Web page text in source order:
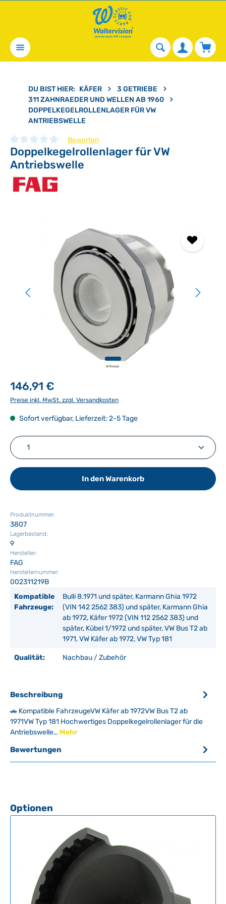
DU BIST HIER: KÄFER
3 GETRIEBE
311 ZAHNRAEDER UND WELLEN AB 1960
DOPPELKEGELROLLENLAGER FÜR VW
ANTRIEBSWELLE
Durchschnittliche Bewertung von 0 von 5 Sternen
Bewerten
Doppelkegelrollenlager für VW
Antriebswelle
146,91 €
Preise inkl. MwSt. zzgl. Versandkosten
Sofort verfügbar, Lieferzeit: 2-5 Tage
Produkt Anzahl: Gib den gewünschten Wert ein
In den Warenkorb
Produktnummer:
3807
Lagerbestand:
9
Hersteller:
FAG
Herstellernummer:
002311219B
Kompatible
Fahrzeuge:
Bulli 8.1971 und später, Karmann Ghia 1972
(VIN 142 2562 383) und später, Karmann Ghia
ab 1972, Käfer 1972 (VIN 112 2562 383) und
später, Kübel 1/1972 und später, VW Bus T2 ab
1971, VW Käfer ab 1972, VW Typ 181
Qualität: Nachbau / Zubehör
Beschreibung
🚗 Kompatible FahrzeugeVW Käfer ab 1972VW Bus T2 ab
1971VW Typ 181 Hochwertiges Doppelkegelrollenlager für die
Antriebswelle… Mehr
Bewertungen
Produktgalerie überspringen
Optionen